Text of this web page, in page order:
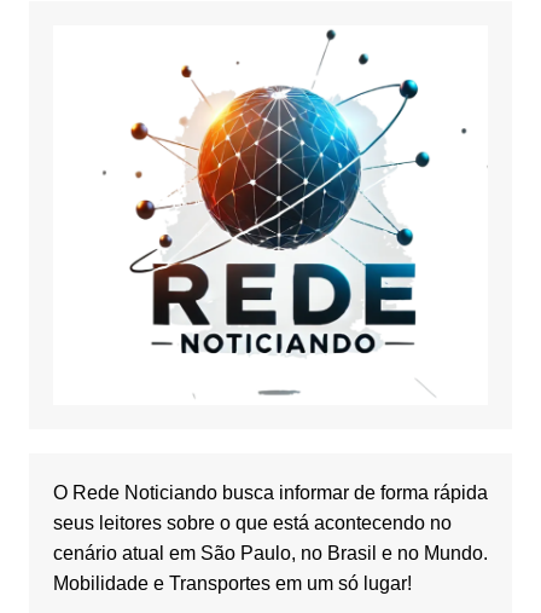
O Rede Noticiando busca informar de forma rápida
seus leitores sobre o que está acontecendo no
cenário atual em São Paulo, no Brasil e no Mundo.
Mobilidade e Transportes em um só lugar!